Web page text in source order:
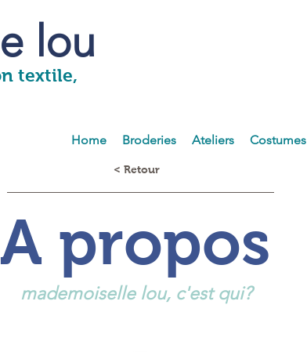
lou
textile,
Home Broderies Ateliers Costumes
< Retour
A propos
mademoiselle lou, c'est qui?